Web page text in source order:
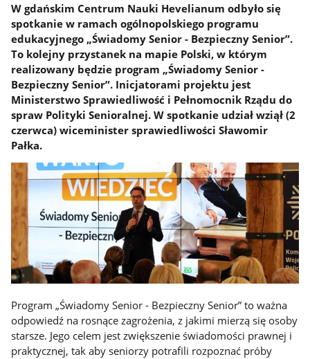
W gdańskim Centrum Nauki Hevelianum odbyło się
spotkanie w ramach ogólnopolskiego programu
edukacyjnego „Świadomy Senior - Bezpieczny Senior”.
To kolejny przystanek na mapie Polski, w którym
realizowany będzie program „Świadomy Senior -
Bezpieczny Senior”. Inicjatorami projektu jest
Ministerstwo Sprawiedliwość i Pełnomocnik Rządu do
spraw Polityki Senioralnej. W spotkanie udział wziął (2
czerwca) wiceminister sprawiedliwości Sławomir
Pałka.
Program „Świadomy Senior - Bezpieczny Senior” to ważna
odpowiedź na rosnące zagrożenia, z jakimi mierzą się osoby
starsze. Jego celem jest zwiększenie świadomości prawnej i
praktycznej, tak aby seniorzy potrafili rozpoznać próby